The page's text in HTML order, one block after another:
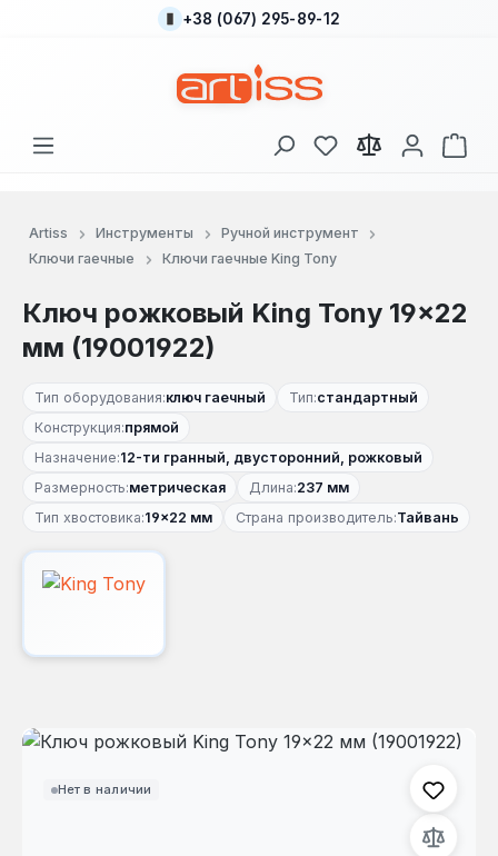
Перейти к основному содержанию
+38 (067) 295-89-12
У вас есть товары
В
Artiss Инструменты
Ручной инструмент
Ключи гаечные
Ключи гаечные King Tony
Ключ рожковый King Tony 19×22
мм (19001922)
Тип оборудования:ключ гаечный Тип:стандартный
Конструкция:прямой
Назначение:12-ти гранный, двусторонний, рожковый
Размерность:метрическая Длина:237 мм
Тип хвостовика:19×22 мм Страна производитель:Тайвань
Нет в наличии
Пропустить галерею изображений